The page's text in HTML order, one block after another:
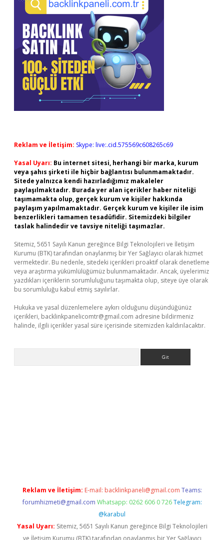
Reklam ve İletişim: Skype: live:.cid.575569c608265c69
Yasal Uyarı: Bu internet sitesi, herhangi bir marka, kurum
veya şahıs şirketi ile hiçbir bağlantısı bulunmamaktadır.
Sitede yalnızca kendi hazırladığımız makaleler
paylaşılmaktadır. Burada yer alan içerikler haber niteliği
taşımamakta olup, gerçek kurum ve kişiler hakkında
paylaşım yapılmamaktadır. Gerçek kurum ve kişiler ile isim
benzerlikleri tamamen tesadüfidir. Sitemizdeki bilgiler
taslak halindedir ve tavsiye niteliği taşımazlar.
Sitemiz, 5651 Sayılı Kanun gereğince Bilgi Teknolojileri ve İletişim
Kurumu (BTK) tarafından onaylanmış bir Yer Sağlayıcı olarak hizmet
vermektedir. Bu nedenle, sitedeki içerikleri proaktif olarak denetleme
veya araştırma yükümlülüğümüz bulunmamaktadır. Ancak, üyelerimiz
yazdıkları içeriklerin sorumluluğunu taşımakta olup, siteye üye olarak
bu sorumluluğu kabul etmiş sayılırlar.
Hukuka ve yasal düzenlemelere aykırı olduğunu düşündüğünüz
içerikleri, backlinkpanelicomtr@gmail.com adresine bildirmeniz
halinde, ilgili içerikler yasal süre içerisinde sitemizden kaldırılacaktır.
Reklam ve İletişim: E-mail: backlinkpaneli@gmail.com Teams:
forumhizmeti@gmail.com Whatsapp: 0262 606 0 726 Telegram:
@karabul
Yasal Uyarı: Sitemiz, 5651 Sayılı Kanun gereğince Bilgi Teknolojileri
ve İletişim Kurumu (BTK) tarafından onaylanmış bir Yer Sağlayıcı